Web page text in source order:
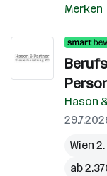
Merken
Hason
Wien
ab